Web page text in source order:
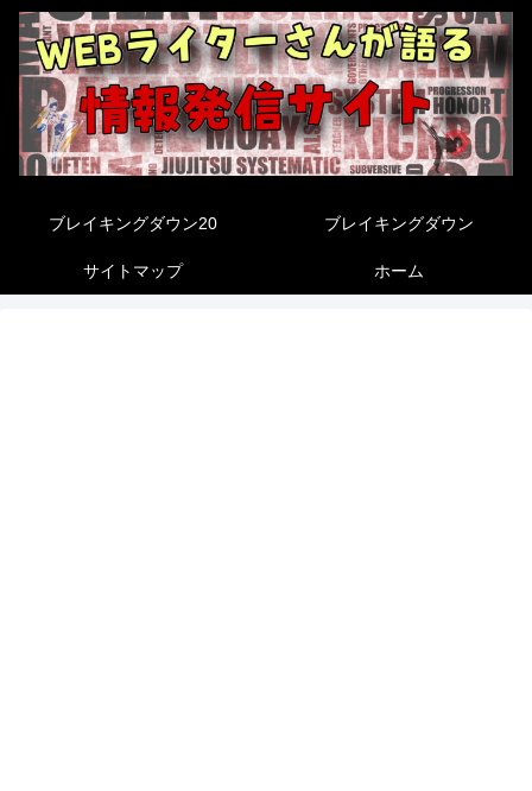
ブレイキングダウン20 ブレイキングダウン
サイトマップ ホーム